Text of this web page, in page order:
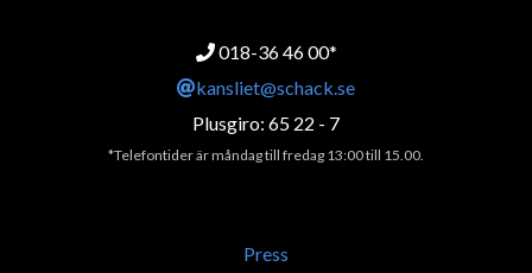
018-36 46 00*
kansliet@schack.se
Plusgiro: 65 22 - 7
*Telefontider är måndag till fredag 13:00 till 15.00.
Press